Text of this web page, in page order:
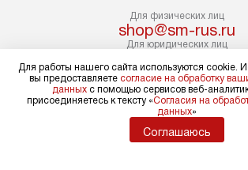
с менеджером. За эту услугу будет
взиматься дополнительная плата.
Обратите внимание на размеры
товара: например, если габариты
холодильника не позволяют
пронести его через дверной проем,
сотрудники транспортной службы
Для физических лиц
shop@sm-rus.ru
Для юридических лиц
НАПИСАТЬ
Политика конфиденциальности
Для работы нашего сайта используются cookie.
вы предоставляете согласие на обработку
данных с помощью сервисов веб-
присоединяетесь к тексту «Согласия на
данных»
Соглашаюсь